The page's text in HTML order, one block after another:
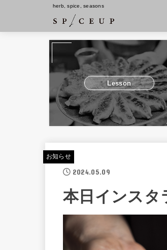
herb, spice, seasons
Lesson
お知らせ
2024.05.09
本日インスタ